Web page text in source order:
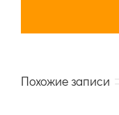
Похожие записи